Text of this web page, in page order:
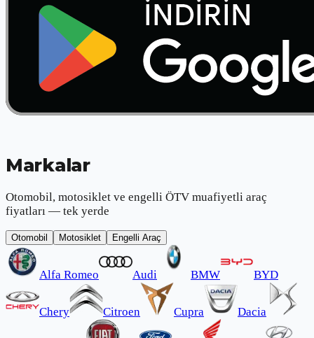
Markalar
Otomobil, motosiklet ve engelli ÖTV muafiyetli araç
fiyatları — tek yerde
Otomobil Motosiklet Engelli Araç
Alfa Romeo Audi BMW BYD
Chery Citroen Cupra Dacia